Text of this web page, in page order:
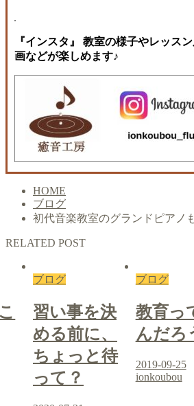
『インスタ』 教室の様子やレッス
画などが楽しめます♪
HOME
ブログ
初代音楽教室のグランドピアノ
RELATED POST
ブログ
習い事を決
める前に、
ちょっと待
って？
ブログ
教育っ
んだろ
2019-09-25
ionkoubou